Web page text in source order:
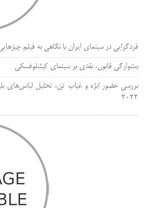
فردگرایی در سینمای ایران با نگاهی به فیلم
بت‌وارگی قانون، نقدی بر سینمای کیشلوفسکی
بررسی حضور ابژه و غیاب تن، تحلیل لباس‌های
۲۰۲۲